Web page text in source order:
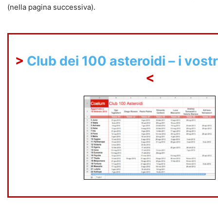
(nella pagina successiva).
> Club dei 100 asteroidi – i
<